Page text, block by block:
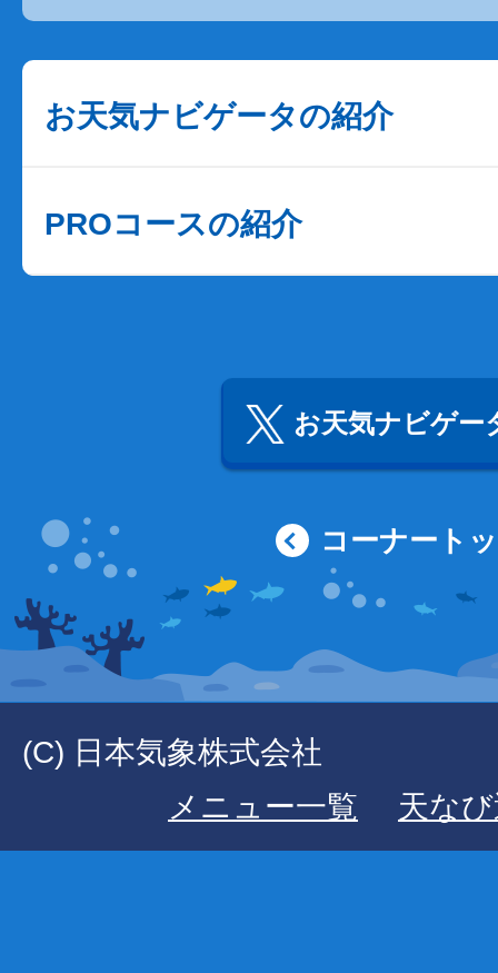
お天気ナビゲータの紹介
PROコースの紹介
お天気ナビゲー
コーナート
(C) 日本気象株式会社
メニュー一覧
天な